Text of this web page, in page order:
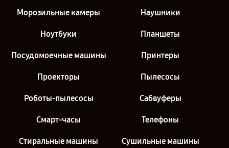
Морозильные камеры Наушники
Ноутбуки Планшеты
Посудомоечные машины Принтеры
Проекторы Пылесосы
Роботы-пылесосы Сабвуферы
Смарт-часы Телефоны
Стиральные машины Сушильные машины